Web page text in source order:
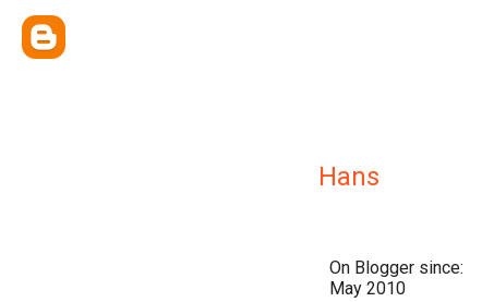
Hans
On Blogger since:
May 2010